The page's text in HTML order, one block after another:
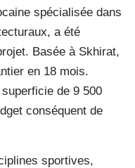
spécialisée dans
a été
Basée à Skhirat,
en 18 mois.
superficie de 9 500
conséquent de
sportives,